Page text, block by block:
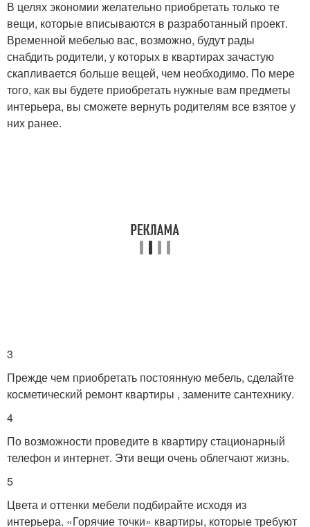
В целях экономии желательно приобретать только те
вещи, которые вписываются в разработанный проект.
Временной мебелью вас, возможно, будут рады
снабдить родители, у которых в квартирах зачастую
скапливается больше вещей, чем необходимо. По мере
того, как вы будете приобретать нужные вам предметы
интерьера, вы сможете вернуть родителям все взятое у
них ранее.
3
Прежде чем приобретать постоянную мебель, сделайте
косметический ремонт квартиры , замените сантехнику.
4
По возможности проведите в квартиру стационарный
телефон и интернет. Эти вещи очень облегчают жизнь.
5
Цвета и оттенки мебели подбирайте исходя из
интерьера. «Горячие точки» квартиры, которые требуют